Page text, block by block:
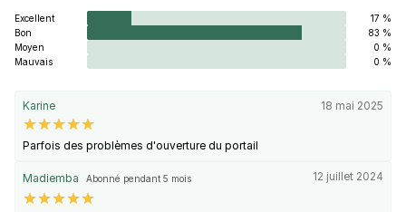
Excellent
17 %
Bon
83 %
Moyen
0 %
Mauvais
0 %
Karine 18 mai 2025
Parfois des problèmes d'ouverture du portail
Madiemba Abonné pendant 5 mois 12 juillet 2024